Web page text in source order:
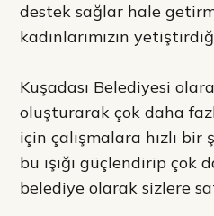
destek sağlar hale
kadınlarımızın
Kuşadası Belediyesi
oluşturarak çok daha
için çalışmalara hızlı bir
bu ışığı güçlendirip çok
belediye olarak sizlere